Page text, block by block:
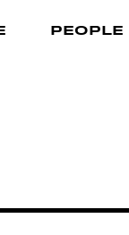
PEOPLE